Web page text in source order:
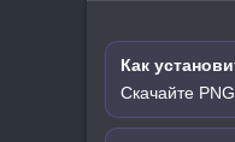
Как
Скачайте